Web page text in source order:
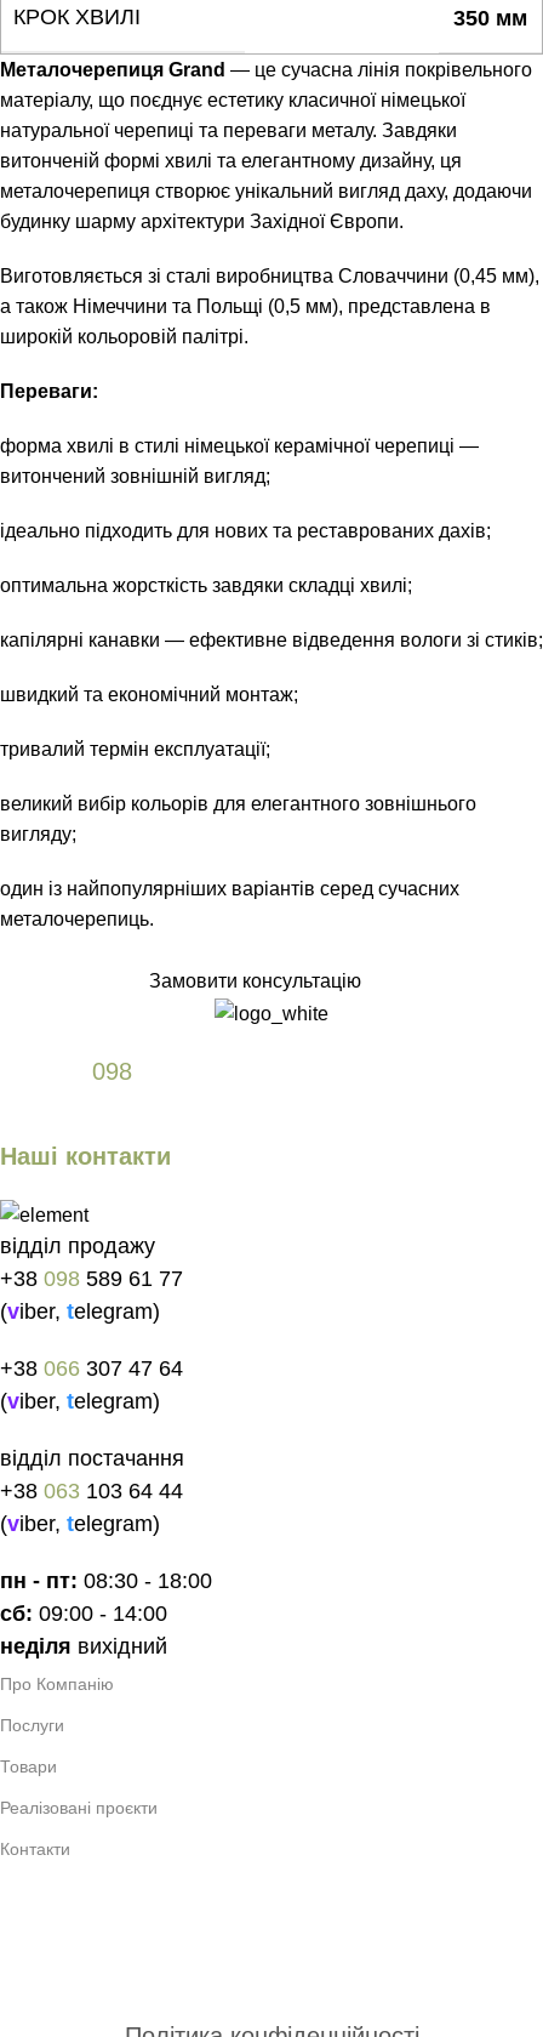
КРОК ХВИЛІ 350 мм
Металочерепиця Grand — це сучасна лінія покрівельного
матеріалу, що поєднує естетику класичної німецької
натуральної черепиці та переваги металу. Завдяки
витонченій формі хвилі та елегантному дизайну, ця
металочерепиця створює унікальний вигляд даху, додаючи
будинку шарму архітектури Західної Європи.
Виготовляється зі сталі виробництва Словаччини (0,45 мм),
а також Німеччини та Польщі (0,5 мм), представлена в
широкій кольоровій палітрі.
Переваги:
форма хвилі в стилі німецької керамічної черепиці —
витончений зовнішній вигляд;
ідеально підходить для нових та реставрованих дахів;
оптимальна жорсткість завдяки складці хвилі;
капілярні канавки — ефективне відведення вологи зі стиків;
швидкий та економічний монтаж;
тривалий термін експлуатації;
великий вибір кольорів для елегантного зовнішнього
вигляду;
один із найпопулярніших варіантів серед сучасних
металочерепиць.
Замовити консультацію
098589 61 77
Наші контакти
відділ продажу
+38 098 589 61 77
(viber, telegram)
+38 066 307 47 64
(viber, telegram)
відділ постачання
+38 063 103 64 44
(viber, telegram)
пн - пт: 08:30 - 18:00
сб: 09:00 - 14:00
неділя вихідний
Про Компанію
Послуги
Товари
Реалізовані проєкти
Контакти